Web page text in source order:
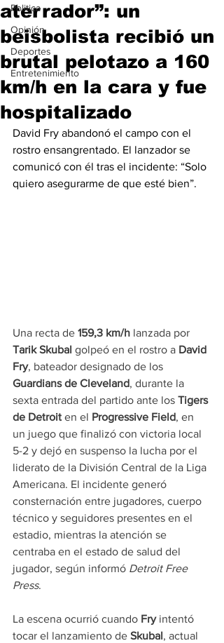
Politica
Opinión
Deportes
Entretenimiento
aterrador”: un
beisbolista recibió un
brutal pelotazo a 160
km/h en la cara y fue
hospitalizado
David Fry abandonó el campo con el
rostro ensangrentado. El lanzador se
comunicó con él tras el incidente: “Solo
quiero asegurarme de que esté bien”.
Una recta de 159,3 km/h lanzada por
Tarik Skubal golpeó en el rostro a David
Fry, bateador designado de los
Guardians de Cleveland, durante la
sexta entrada del partido ante los Tigers
de Detroit en el Progressive Field, en
un juego que finalizó con victoria local
5-2 y dejó en suspenso la lucha por el
liderato de la División Central de la Liga
Americana. El incidente generó
consternación entre jugadores, cuerpo
técnico y seguidores presentes en el
estadio, mientras la atención se
centraba en el estado de salud del
jugador, según informó Detroit Free
Press.
La escena ocurrió cuando Fry intentó
tocar el lanzamiento de Skubal, actual